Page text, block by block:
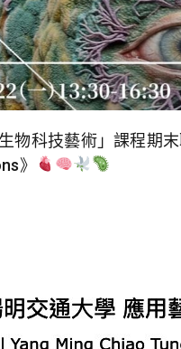
物科技藝術」課程期末
》